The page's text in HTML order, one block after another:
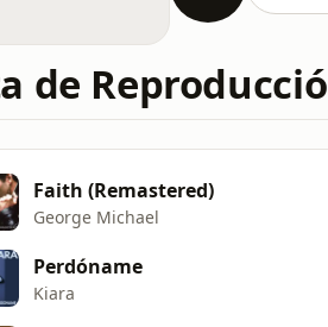
de
Faith (Remastered)
George Michael
Perdóname
Kiara